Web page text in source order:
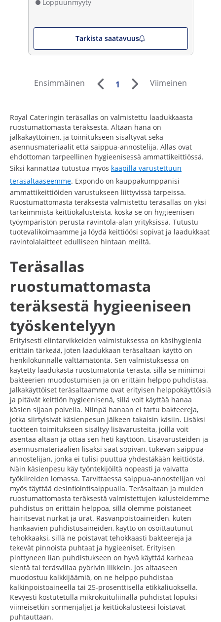
Loppuunmyyty
Tarkista saatavuus
Ensimmäinen 1 Viimeinen
Royal Cateringin teräsallas on valmistettu laadukkaasta
ruostumattomasta teräksestä. Altaan hana on
jalkakäyttöinen, ja toimitukseen sisältyvät sekä
asennusmateriaalit että saippua-annostelija. Allas ovat
ehdottoman tarpeellinen hygieenisessä ammattikeittiössä.
Siksi kannattaa tutustua myös kaapilla varustettuun
teräsaltaaseemme. Expondo on kauppakumppanisi
ammattikeittiöiden varustukseen liittyvissä tarpeissa.
Ruostumattomasta teräksestä valmistettu teräsallas on yksi
tärkeimmistä keittiökalusteista, koska se on hygieenisen
työympäristön perusta ravintola-alan yrityksissä. Tutustu
tuotevalikoimaamme ja löydä keittiöösi sopivat ja laadukkaat
ravintolalaitteet edulliseen hintaan meiltä.
Teräsallas
ruostumattomasta
teräksestä hygieeniseen
työskentelyyn
Erityisesti elintarvikkeiden valmistuksessa on käsihygienia
erittäin tärkeää, joten laadukkaan teräsaltaan käyttö on
henkilökunnalle välttämätöntä. Sen valmistuksessa on
käytetty laadukasta ruostumatonta terästä, sillä se minimoi
bakteerien muodostumisen ja on erittäin helppo puhdistaa.
Jalkakäyttöiset teräsaltaamme ovat erityisen helppokäyttöisiä
ja pitävät keittiön hygieenisenä, sillä voit käyttää hanaa
käsien sijaan polvella. Niinpä hanaan ei tartu bakteereja,
jotka siirtyisivät käsienpesun jälkeen takaisin käsiin. Lisäksi
tuotteen toimitukseen sisältyy lisävarusteita, joilla voit
asentaa altaan ja ottaa sen heti käyttöön. Lisävarusteiden ja
asennusmateriaalien lisäksi saat sopivan, tukevan saippua-
annostelijan, jonka ei tulisi puuttua yhdestäkään keittiöstä.
Näin käsienpesu käy työntekijöiltä nopeasti ja vaivatta
työkiireiden lomassa. Tarvittaessa saippua-annostelijan voi
myös täyttää desinfiointisaippualla. Teräsaltaan ja muiden
ruostumattomasta teräksestä valmistettujen kalusteidemme
puhdistus on erittäin helppoa, sillä olemme poistaneet
häiritsevät nurkat ja urat. Rasvanpoistoaineiden, kuten
hankaavien puhdistusaineiden, käyttö on osoittautunut
tehokkaaksi, sillä ne poistavat tehokkaasti bakteereja ja
tekevät pinnoista puhtaat ja hygieeniset. Erityisen
pinttyneen lian puhdistukseen on hyvä käyttää karheaa
sientä tai teräsvillaa pyörivin liikkein. Jos altaaseen
muodostuu kalkkijäämiä, on ne helppo puhdistaa
kalkinpoistoaineella tai 25-prosenttisella etikkaliuoksella.
Kevyesti kostutetulla mikrokuituliinalla puhdistat lopuksi
viimeisetkin sormenjäljet ja keittiökalusteesi loistavat
puhtauttaan.